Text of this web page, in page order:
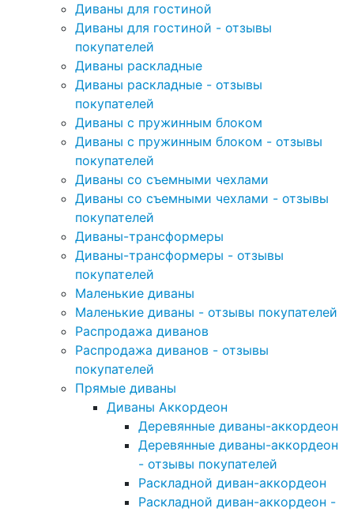
Диваны для гостиной
Диваны для гостиной - отзывы
покупателей
Диваны раскладные
Диваны раскладные - отзывы
покупателей
Диваны с пружинным блоком
Диваны с пружинным блоком - отзывы
покупателей
Диваны со съемными чехлами
Диваны со съемными чехлами - отзывы
покупателей
Диваны-трансформеры
Диваны-трансформеры - отзывы
покупателей
Маленькие диваны
Маленькие диваны - отзывы покупателей
Распродажа диванов
Распродажа диванов - отзывы
покупателей
Прямые диваны
Диваны Аккордеон
Деревянные диваны-аккордеон
Деревянные диваны-аккордеон
- отзывы покупателей
Раскладной диван-аккордеон
Раскладной диван-аккордеон -